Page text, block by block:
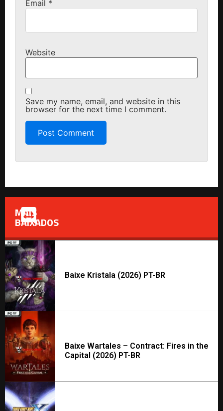
Email *
Website
Save my name, email, and website in this
browser for the next time I comment.
MAIS
BAIXADOS
Baixe Kristala (2026) PT-BR
Baixe Wartales – Contract: Fires in the
Capital (2026) PT-BR